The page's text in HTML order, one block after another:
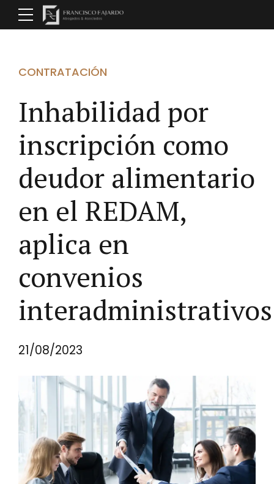
CONTRATACIÓN
Inhabilidad por
inscripción como
deudor alimentario
en el REDAM,
aplica en
convenios
21/08/2023